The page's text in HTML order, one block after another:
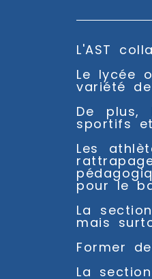
L'AST
Le lycée
variété
De plus,
sportifs
Les
pour le
La
mais
Former
La